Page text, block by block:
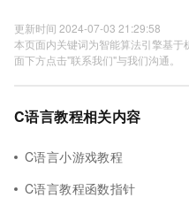
更新时间 2024-07-03 21:29:58
本页面内关键词为智能算法引擎基
面下方点击"联系我们"与我们沟通。
C语言教程相关内容
C语言小游戏教程
C语言教程函数指针